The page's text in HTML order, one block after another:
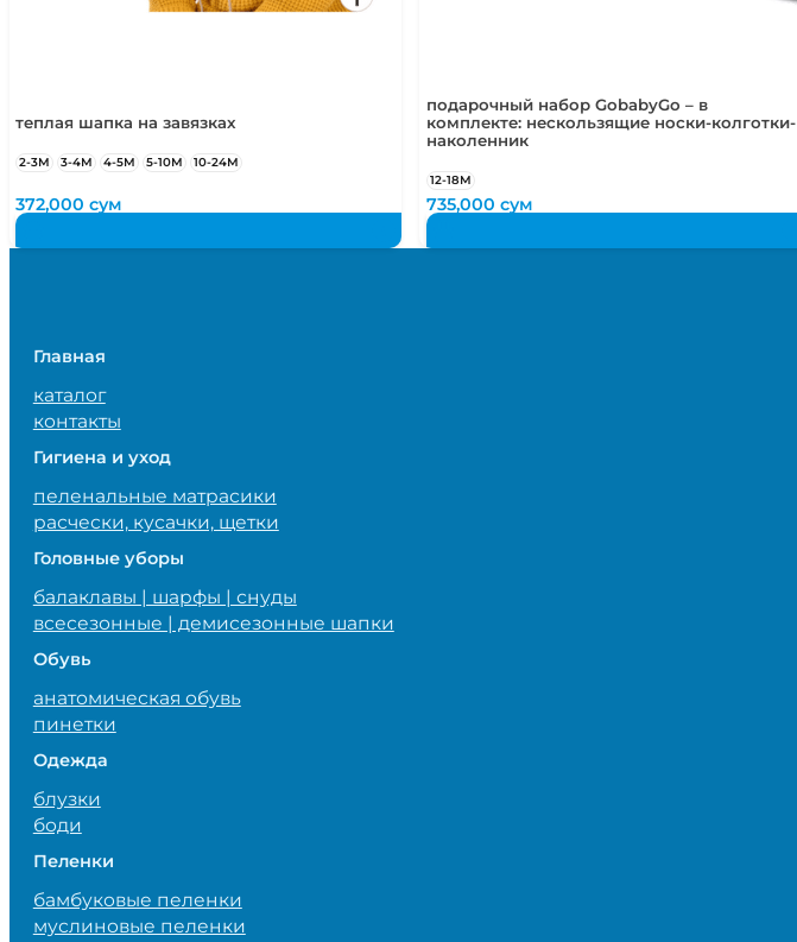
теплая шапка на завязках
2-3М 3-4М 4-5М 5-10М 10-24М
372,000сум
подарочный набор GobabyGo – в
комплекте: нескользящие носки-колготки-
наколенник
12-18М
735,000 сум
Главная
каталог
контакты
Гигиена и уход
пеленальные матрасики
расчески, кусачки, щетки
Головные уборы
балаклавы | шарфы | снуды
всесезонные | демисезонные шапки
Обувь
анатомическая обувь
пинетки
Одежда
блузки
боди
Пеленки
бамбуковые пеленки
муслиновые пеленки